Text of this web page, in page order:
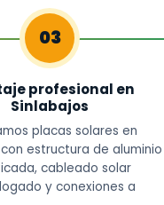
03
profesional en
Sinlabajos
placas solares en
estructura de aluminio
cableado solar
y conexiones a